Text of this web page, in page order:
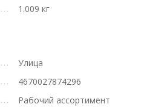
1.009 кг
Улица
4670027874296
Рабочий ассортимент